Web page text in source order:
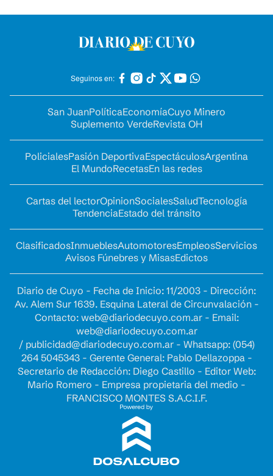
Seguinos en:
San JuanPolíticaEconomíaCuyo Minero
Suplemento VerdeRevista OH
PolicialesPasión DeportivaEspectáculosArgentina
El MundoRecetasEn las redes
Cartas del lectorOpinionSocialesSaludTecnología
TendenciaEstado del tránsito
ClasificadosInmueblesAutomotoresEmpleosServicios
Avisos Fúnebres y MisasEdictos
Diario de Cuyo - Fecha de Inicio: 11/2003 - Dirección:
Av. Alem Sur 1639. Esquina Lateral de Circunvalación -
Contacto: web@diariodecuyo.com.ar- Email:
web@diariodecuyo.com.ar
/ publicidad@diariodecuyo.com.ar- Whatsapp: (054)
264 5045343 - Gerente General: Pablo Dellazoppa -
Secretario de Redacción: Diego Castillo - Editor Web:
Mario Romero - Empresa propietaria del medio -
FRANCISCO MONTES S.A.C.I.F.